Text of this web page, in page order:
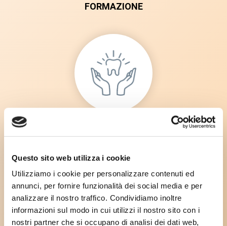
Questo sito web utilizza i cookie
Utilizziamo i cookie per personalizzare contenuti ed
annunci, per fornire funzionalità dei social media e per
analizzare il nostro traffico. Condividiamo inoltre
informazioni sul modo in cui utilizzi il nostro sito con i
nostri partner che si occupano di analisi dei dati web,
FORMAZIONE
VELOCE, SEMPLICE, INTUITIVO ED
RICHIEDI DEMO